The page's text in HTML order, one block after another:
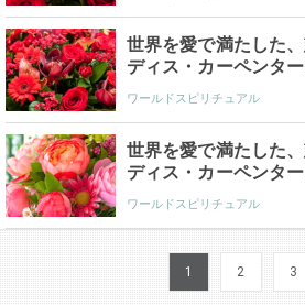
世界を愛で満たした
ディス・カーペンタ
ワールドスピリチュアル
世界を愛で満たした
ディス・カーペンタ
ワールドスピリチュアル
1 2 3